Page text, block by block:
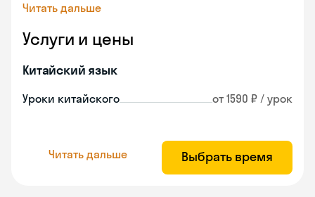
Читать дальше
Услуги и цены
Китайский язык
Уроки китайского от 1590 ₽ / урок
Читать дальше Выбрать время